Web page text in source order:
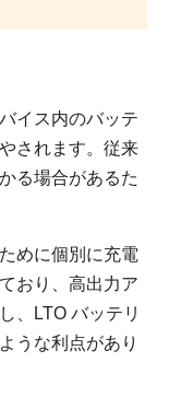
イス内のバッテ
されます。従来
る場合があるた
めに個別に充電
おり、高出力ア
、LTO バッテリ
うな利点があり